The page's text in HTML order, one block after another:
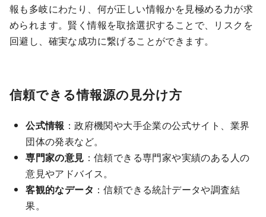
報も多岐にわたり、何が正しい情報かを見極める力が求
められます。賢く情報を取捨選択することで、リスクを
回避し、確実な成功に繋げることができます。
信頼できる情報源の見分け方
公式情報 ：政府機関や大手企業の公式サイト、業界
団体の発表など。
専門家の意見 ：信頼できる専門家や実績のある人の
意見やアドバイス。
客観的なデータ ：信頼できる統計データや調査結
果。